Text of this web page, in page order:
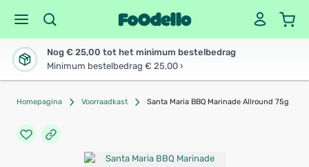
Nog € 25,00 tot het minimum bestelbedrag
Minimum bestelbedrag € 25,00 ›
Homepagina Voorraadkast Santa Maria BBQ Marinade Allround 75g